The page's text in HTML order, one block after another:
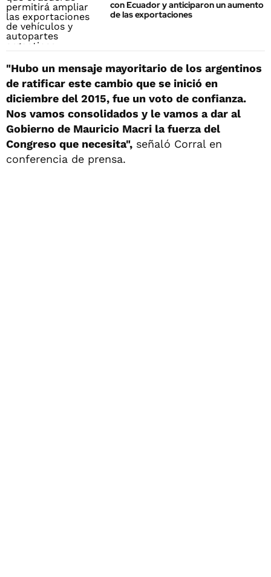
con Ecuador y anticiparon un aumento
de las exportaciones
"Hubo un mensaje mayoritario de los argentinos
de ratificar este cambio que se inició en
diciembre del 2015, fue un voto de confianza.
Nos vamos consolidados y le vamos a dar al
Gobierno de Mauricio Macri la fuerza del
Congreso que necesita", señaló Corral en
conferencia de prensa.